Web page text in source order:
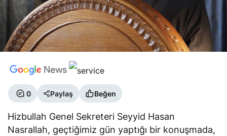
0 Paylaş Beğen
Hizbullah Genel Sekreteri Seyyid Hasan
Nasrallah, geçtiğimiz gün yaptığı bir konuşmada,